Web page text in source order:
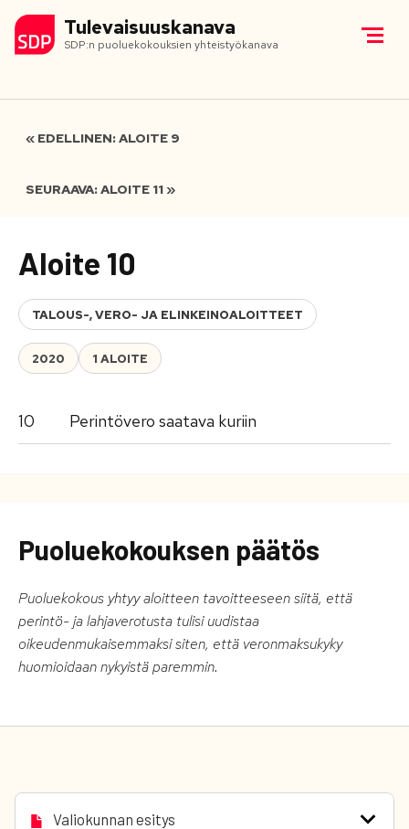
Tulevaisuuskanava
SDP:n puoluekokouksien yhteistyökanava
« EDELLINEN: ALOITE 9
SEURAAVA: ALOITE 11 »
Aloite 10
TALOUS-, VERO- JA ELINKEINOALOITTEET
2020 1 ALOITE
10 Perintövero saatava kuriin
Puoluekokouksen päätös
Puoluekokous yhtyy aloitteen tavoitteeseen siitä, että
perintö- ja lahjaverotusta tulisi uudistaa
oikeudenmukaisemmaksi siten, että veronmaksukyky
huomioidaan nykyistä paremmin.
Valiokunnan esitys